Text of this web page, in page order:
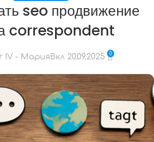
seo продвижение
correspondent
IV - Мария Вкл 20.09.2025 0